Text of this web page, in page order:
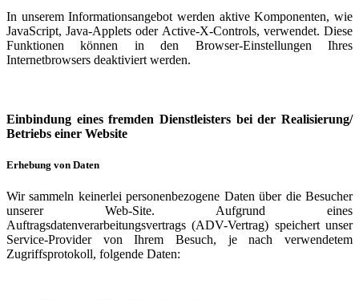
In unserem Informationsangebot werden aktive Komponenten, wie
JavaScript, Java-Applets oder Active-X-Controls, verwendet. Diese
Funktionen können in den Browser-Einstellungen Ihres
Internetbrowsers deaktiviert werden.
Einbindung eines fremden Dienstleisters bei der Realisierung/
Betriebs einer Website
Erhebung von Daten
Wir sammeln keinerlei personenbezogene Daten über die Besucher
unserer Web-Site. Aufgrund eines
Auftragsdatenverarbeitungsvertrags (ADV-Vertrag) speichert unser
Service-Provider von Ihrem Besuch, je nach verwendetem
Zugriffsprotokoll, folgende Daten: